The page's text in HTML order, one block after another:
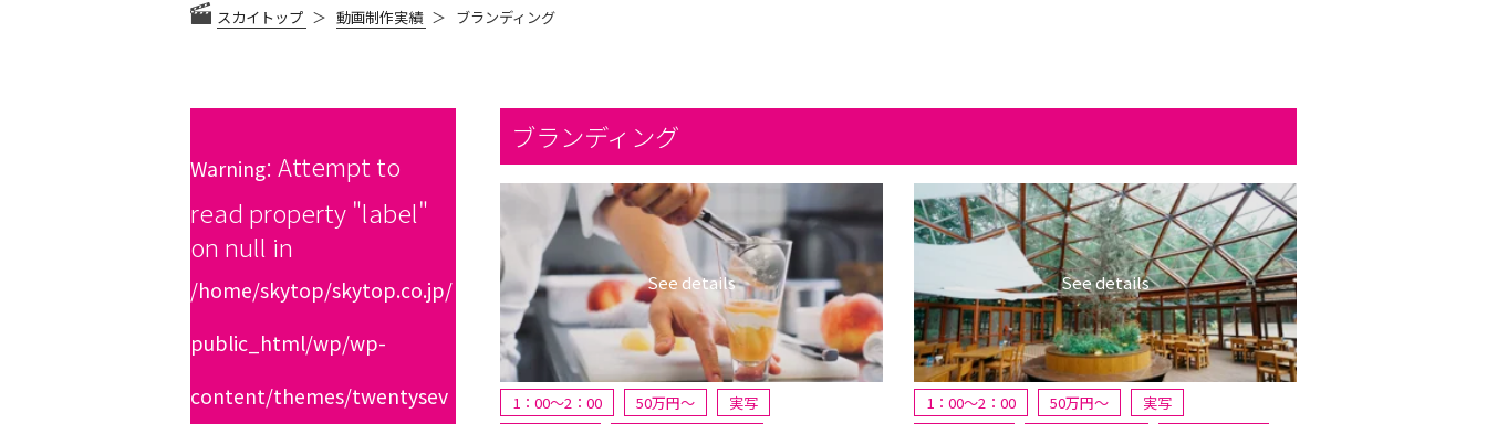
スカイトップ 動画制作実績 ブランディング
Warning: Attempt to
read property "label"
on null in
/home/skytop/skytop.co.jp/
public_html/wp/wp-
content/themes/twentysev
ブランディング
1：00～2：00 50万円〜
実写
1：00～2：00 50万円〜
実写